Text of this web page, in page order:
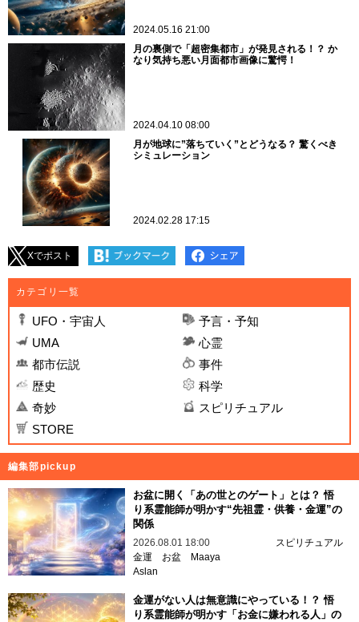
2024.05.16 21:00
月の裏側で「超密集都市」が発見される！？ か
なり気持ち悪い月面都市画像に驚愕！
2024.04.10 08:00
月が地球に”落ちていく”とどうなる？ 驚くべき
シミュレーション
2024.02.28 17:15
Xでポスト
カテゴリ一覧
UFO・宇宙人
予言・予知
UMA
心霊
都市伝説
事件
歴史
科学
奇妙
スピリチュアル
STORE
編集部pickup
お盆に開く「あの世とのゲート」とは？ 悟
り系霊能師が明かす“先祖霊・供養・金運”の
関係
2026.08.01 18:00
スピリチュアル
金運
お盆
Maaya
Aslan
金運がない人は無意識にやっている！？ 悟
り系霊能師が明かす「お金に嫌われる人」の